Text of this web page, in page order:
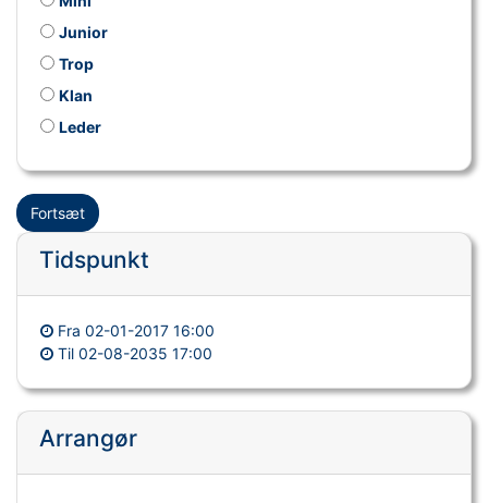
Junior
Trop
Klan
Leder
Fortsæt
Tidspunkt
Fra 02-01-2017 16:00
Til 02-08-2035 17:00
Arrangør